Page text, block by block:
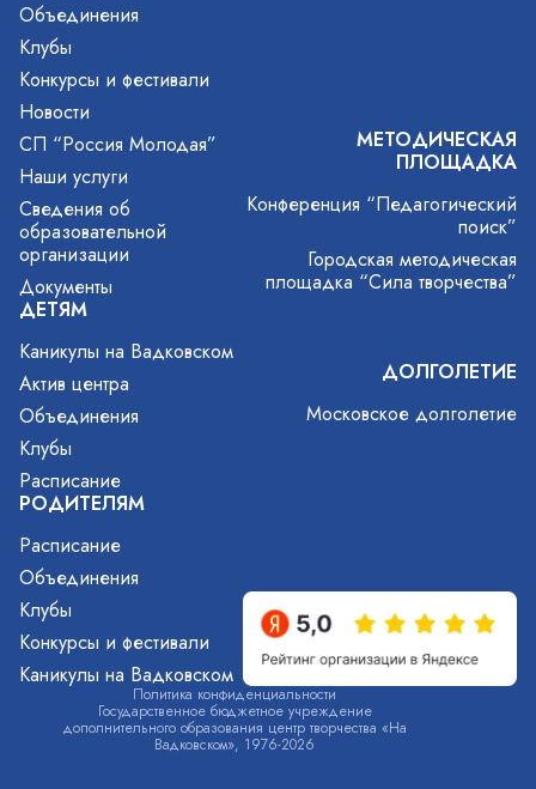
Объединения
Клубы
Конкурсы и фестивали
Новости
СП “Россия Молодая”
Наши услуги
Сведения об
образовательной
организации
Документы
ДЕТЯМ
Каникулы на Вадковском
Актив центра
Объединения
Клубы
Расписание
РОДИТЕЛЯМ
Расписание
Объединения
Клубы
Конкурсы и фестивали
Каникулы на Вадковском
МЕТОДИЧЕСКАЯ
ПЛОЩАДКА
Конференция “Педагогический
поиск”
Городская методическая
площадка “Сила творчества”
ДОЛГОЛЕТИЕ
Московское долголетие
Государственное бюджетное учреждение
дополнительного образования центр творчества «На
Вадковском», 1976-2026
Политика конфиденциальности